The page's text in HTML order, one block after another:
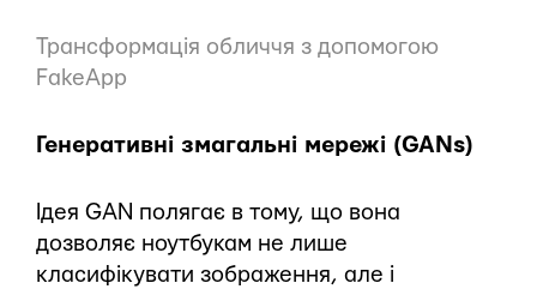
Трансформація обличчя з допомогою
FakeApp
Генеративні змагальні мережі (GANs)
Ідея GAN полягає в тому, що вона
дозволяє ноутбукам не лише
класифікувати зображення, але і